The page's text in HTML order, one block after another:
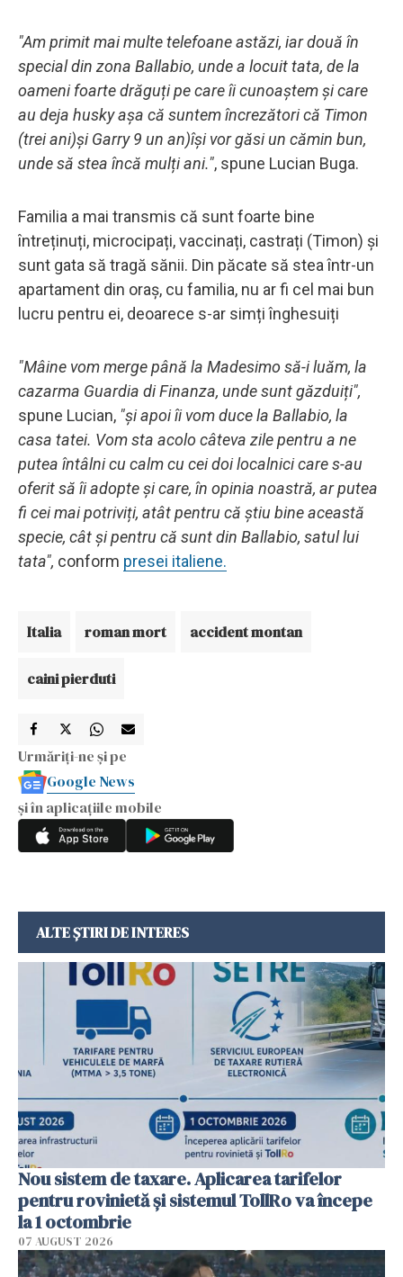
"Am primit mai multe telefoane astăzi, iar două în
special din zona Ballabio, unde a locuit tata, de la
oameni foarte drăguți pe care îi cunoaștem și care
au deja husky așa că suntem încrezători că Timon
(trei ani)și Garry 9 un an)își vor găsi un cămin bun,
unde să stea încă mulți ani.", spune Lucian Buga.
Familia a mai transmis că sunt foarte bine
întreținuți, microcipați, vaccinați, castrați (Timon) și
sunt gata să tragă sănii. Din păcate să stea într-un
apartament din oraș, cu familia, nu ar fi cel mai bun
lucru pentru ei, deoarece s-ar simți înghesuiți
"Mâine vom merge până la Madesimo să-i luăm, la
cazarma Guardia di Finanza, unde sunt găzduiți",
spune Lucian, "și apoi îi vom duce la Ballabio, la
casa tatei. Vom sta acolo câteva zile pentru a ne
putea întâlni cu calm cu cei doi localnici care s-au
oferit să îi adopte și care, în opinia noastră, ar putea
fi cei mai potriviți, atât pentru că știu bine această
specie, cât și pentru că sunt din Ballabio, satul lui
tata", conform presei italiene.
Italia roman mort accident montan
caini pierduti
Urmăriți-ne și pe
Google News
și în aplicațiile mobile
ALTE ȘTIRI DE INTERES
Nou sistem de taxare. Aplicarea tarifelor
pentru rovinietă şi sistemul TollRo va începe
la 1 octombrie
07 AUGUST 2026